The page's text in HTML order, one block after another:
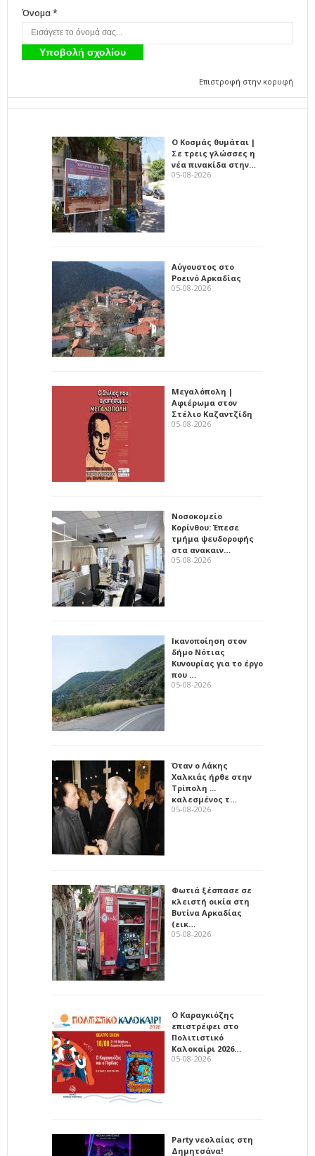
Όνομα *
Επιστροφή στην κορυφή
Ο Κοσμάς θυμάται |
Σε τρεις γλώσσες η
νέα πινακίδα στην…
05-08-2026
Αύγουστος στο
Ροεινό Αρκαδίας
05-08-2026
Μεγαλόπολη |
Αφιέρωμα στον
Στέλιο Καζαντζίδη
05-08-2026
Νοσοκομείο
Κορίνθου: Έπεσε
τμήμα ψευδοροφής
στα ανακαιν…
05-08-2026
Ικανοποίηση στον
δήμο Νότιας
Κυνουρίας για το έργο
που …
05-08-2026
Όταν ο Λάκης
Χαλκιάς ήρθε στην
Τρίπολη ...
καλεσμένος τ…
05-08-2026
Φωτιά ξέσπασε σε
κλειστή οικία στη
Βυτίνα Αρκαδίας
(εικ…
05-08-2026
Ο Καραγκιόζης
επιστρέφει στο
Πολιτιστικό
Καλοκαίρι 2026…
05-08-2026
Party νεολαίας στη
Δημητσάνα!